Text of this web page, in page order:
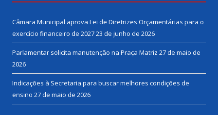
Câmara Municipal aprova Lei de Diretrizes Orçamentárias para o
exercício financeiro de 202723 de junho de 2026
Parlamentar solicita manutenção na Praça Matriz 27 de maio de
2026
Indicações à Secretaria para buscar melhores condições de
ensino 27 de maio de 2026